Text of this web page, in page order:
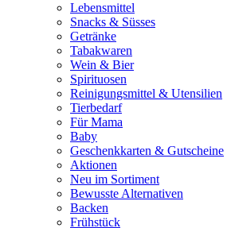
Lebensmittel
Snacks & Süsses
Getränke
Tabakwaren
Wein & Bier
Spirituosen
Reinigungsmittel & Utensilien
Tierbedarf
Für Mama
Baby
Geschenkkarten & Gutscheine
Aktionen
Neu im Sortiment
Bewusste Alternativen
Backen
Frühstück